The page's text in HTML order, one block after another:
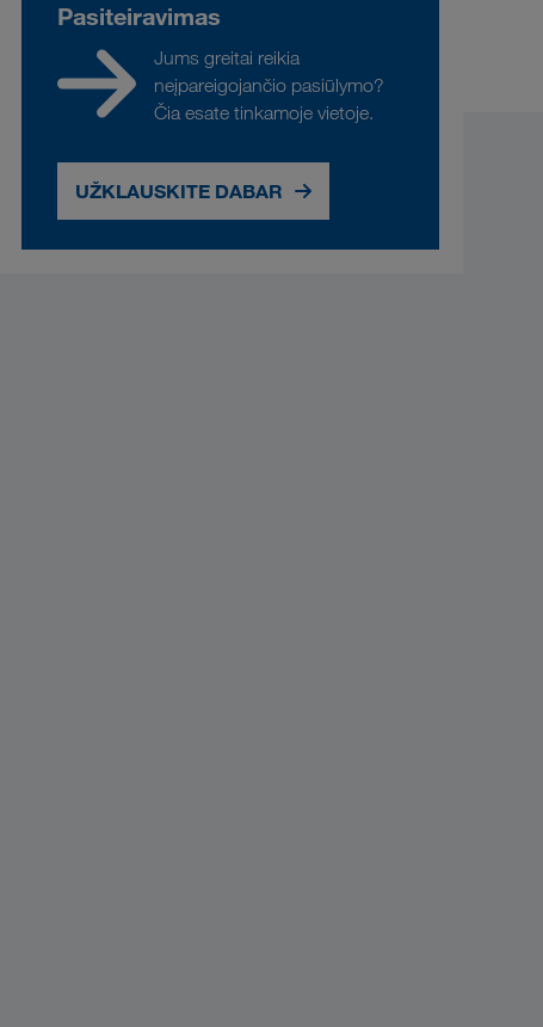
Pasiteiravimas
Jums greitai reikia
neįpareigojančio pasiūlymo?
Čia esate tinkamoje vietoje.
UŽKLAUSKITE DABAR